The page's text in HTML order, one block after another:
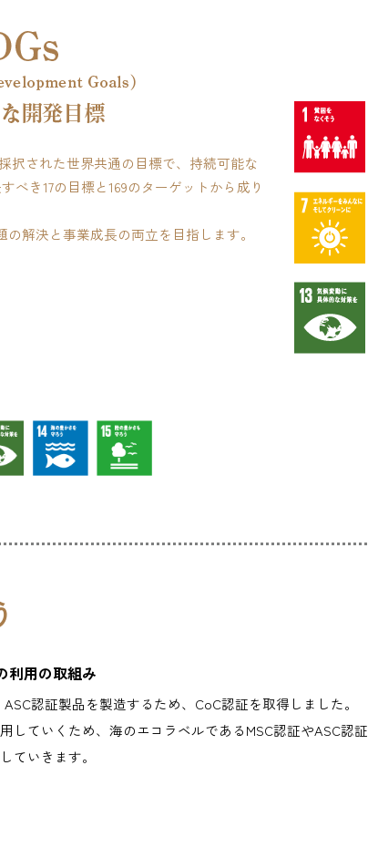
択された世界共通の目標で、持続可能な
べき17の目標と169のターゲットから成り
解決と事業成長の両立を目指します。
利用の取組み
ASC認証製品を製造するため、CoC認証を取得しました。
していくため、海のエコラベルであるMSC認証やASC認証
ていきます。